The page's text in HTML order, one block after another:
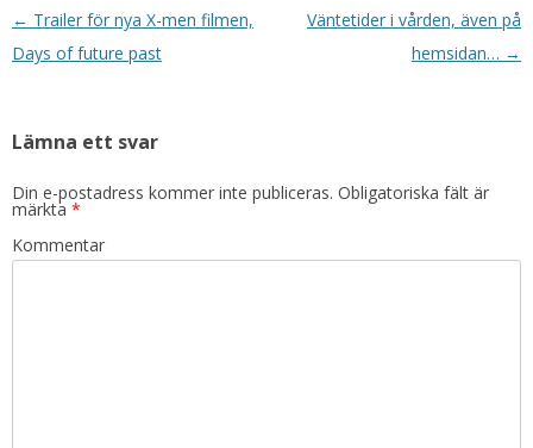
Inläggsnavigering
← Trailer för nya X-men filmen,
Days of future past
Väntetider i vården, även på
hemsidan… →
Lämna ett svar
Din e-postadress kommer inte publiceras. Obligatoriska fält är
märkta *
Kommentar